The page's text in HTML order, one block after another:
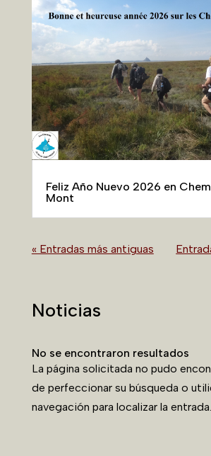
Feliz Año Nuevo 2026 en
Mont
« Entradas más antiguas
Noticias
No se encontraron resultados
La página solicitada no pudo
de perfeccionar su búsqueda o
navegación para localizar la entrada.